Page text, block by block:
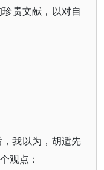
贵文献，以对自
我以为，胡适先
观点：